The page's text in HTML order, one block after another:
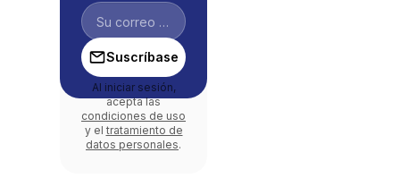
Suscríbase
Al iniciar sesión,
acepta las
condiciones de uso
y el tratamiento de
datos personales.